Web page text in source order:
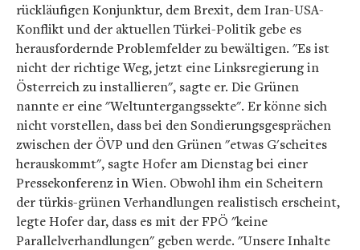
rückläufigen Konjunktur, dem Brexit, dem Iran-USA-
Konflikt und der aktuellen Türkei-Politik gebe es
herausfordernde Problemfelder zu bewältigen. "Es ist
nicht der richtige Weg, jetzt eine Linksregierung in
Österreich zu installieren", sagte er. Die Grünen
nannte er eine "Weltuntergangssekte". Er könne sich
nicht vorstellen, dass bei den Sondierungsgesprächen
zwischen der ÖVP und den Grünen "etwas G'scheites
herauskommt", sagte Hofer am Dienstag bei einer
Pressekonferenz in Wien. Obwohl ihm ein Scheitern
der türkis-grünen Verhandlungen realistisch erscheint,
legte Hofer dar, dass es mit der FPÖ "keine
Parallelverhandlungen" geben werde. "Unsere Inhalte